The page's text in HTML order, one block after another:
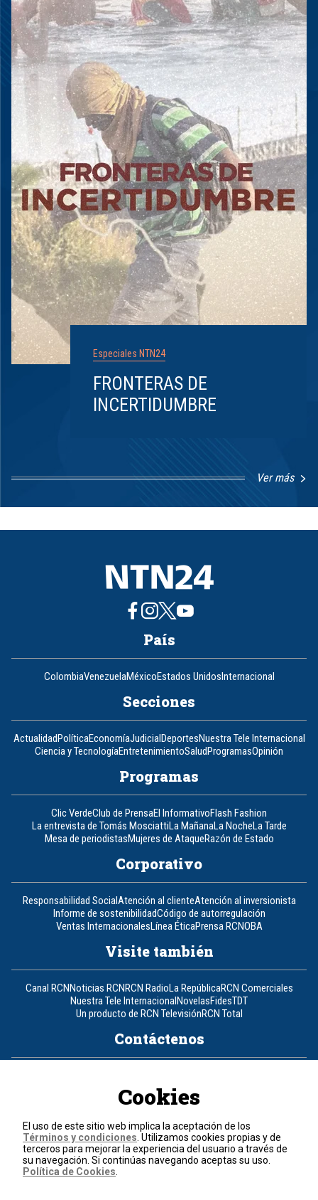
Especiales NTN24
FRONTERAS DE
INCERTIDUMBRE
Ver más
1
8
País
ColombiaVenezuelaMéxicoEstados UnidosInternacional
Secciones
ActualidadPolíticaEconomíaJudicialDeportesNuestra Tele Internacional
Ciencia y TecnologíaEntretenimientoSaludProgramasOpinión
Programas
Clic VerdeClub de PrensaEl InformativoFlash Fashion
La entrevista de Tomás MosciattiLa MañanaLa NocheLa Tarde
Mesa de periodistasMujeres de AtaqueRazón de Estado
Corporativo
Responsabilidad SocialAtención al clienteAtención al inversionista
Informe de sostenibilidadCódigo de autorregulación
Ventas InternacionalesLínea ÉticaPrensa RCNOBA
Visite también
Canal RCNNoticias RCNRCN RadioLa RepúblicaRCN Comerciales
Nuestra Tele InternacionalNovelasFidesTDT
Un producto de RCN TelevisiónRCN Total
Contáctenos
Política de cookies
Términos y condiciones
© 2026, RCN Medios.
Todos los derechos reservados.
Cookies
El uso de este sitio web implica la aceptación de los
Términos y condiciones . Utilizamos cookies propias y de
terceros para mejorar la experiencia del usuario a través de
su navegación. Si continúas navegando aceptas su uso.
Política de Cookies